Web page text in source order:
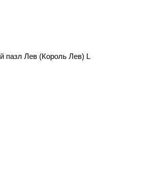
пазл Лев (Король Лев) L